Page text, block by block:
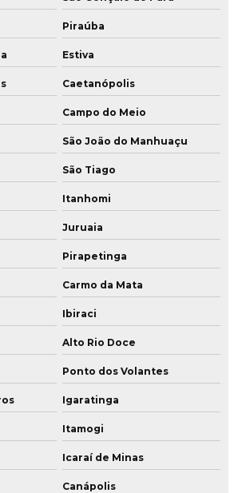
Piraúba
Estiva
Caetanópolis
Campo do Meio
São João do Manhuaçu
São Tiago
Itanhomi
Juruaia
Pirapetinga
Carmo da Mata
Ibiraci
Alto Rio Doce
Ponto dos Volantes
Igaratinga
Itamogi
Icaraí de Minas
Canápolis